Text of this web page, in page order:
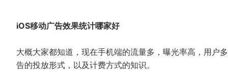
iOS移动广告效果统计哪家好
大概大家都知道，现在手机端的流量多，曝光率高，用户
告的投放形式，以及计费方式的知识。